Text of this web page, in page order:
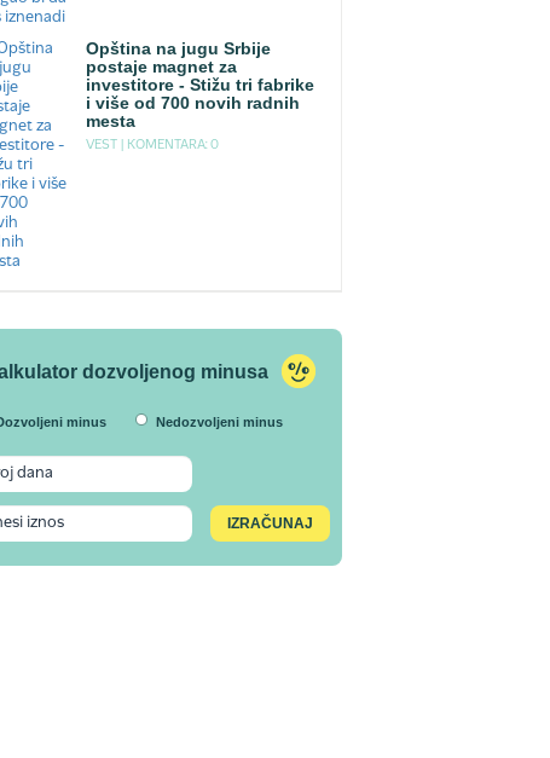
Opština na jugu Srbije
postaje magnet za
investitore - Stižu tri fabrike
i više od 700 novih radnih
mesta
VEST | KOMENTARA: 0
dozvoljenog minusa
minus Nedozvoljeni minus